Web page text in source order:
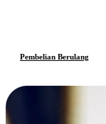
Pembelian Berulang